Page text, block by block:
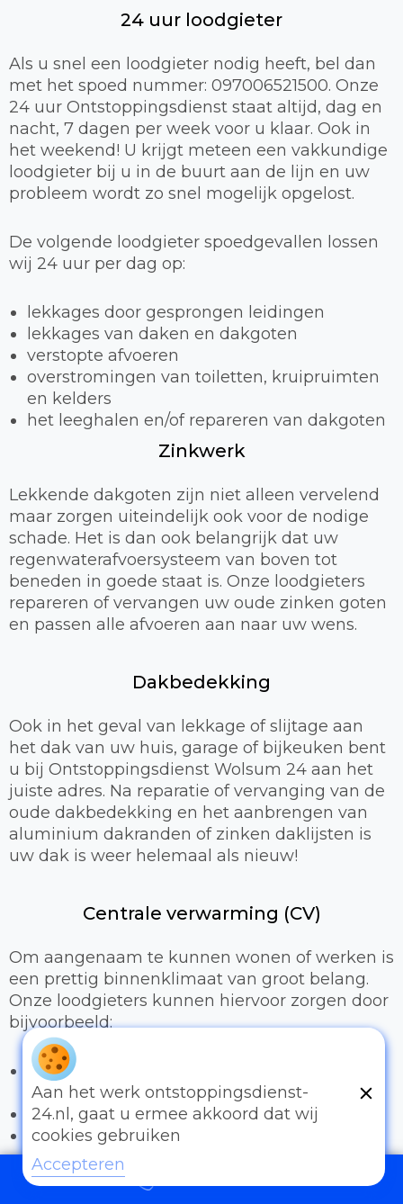
24 uur loodgieter
Als u snel een loodgieter nodig heeft, bel dan
met het spoed nummer: 097006521500. Onze
24 uur Ontstoppingsdienst staat altijd, dag en
nacht, 7 dagen per week voor u klaar. Ook in
het weekend! U krijgt meteen een vakkundige
loodgieter bij u in de buurt aan de lijn en uw
probleem wordt zo snel mogelijk opgelost.
De volgende loodgieter spoedgevallen lossen
wij 24 uur per dag op:
lekkages door gesprongen leidingen
lekkages van daken en dakgoten
verstopte afvoeren
overstromingen van toiletten, kruipruimten
en kelders
het leeghalen en/of repareren van dakgoten
Zinkwerk
Lekkende dakgoten zijn niet alleen vervelend
maar zorgen uiteindelijk ook voor de nodige
schade. Het is dan ook belangrijk dat uw
regenwaterafvoersysteem van boven tot
beneden in goede staat is. Onze loodgieters
repareren of vervangen uw oude zinken goten
en passen alle afvoeren aan naar uw wens.
Dakbedekking
Ook in het geval van lekkage of slijtage aan
het dak van uw huis, garage of bijkeuken bent
u bij Ontstoppingsdienst Wolsum 24 aan het
juiste adres. Na reparatie of vervanging van de
oude dakbedekking en het aanbrengen van
aluminium dakranden of zinken daklijsten is
uw dak is weer helemaal als nieuw!
Centrale verwarming (CV)
Om aangenaam te kunnen wonen of werken is
een prettig binnenklimaat van groot belang.
Onze loodgieters kunnen hiervoor zorgen door
bijvoorbeeld:
Het uitbreiden of compleet installeren van
een cv-installatie
Vervangen van radiatoren/radiatorkranen
Vloerverwarming
Aan het werk ontstoppingsdienst-
24.nl, gaat u ermee akkoord dat wij
cookies gebruiken
Accepteren